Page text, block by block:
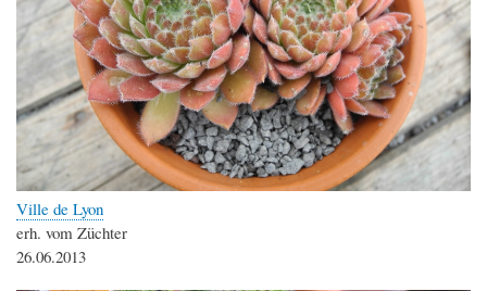
Ville de Lyon
erh. vom Züchter
26.06.2013